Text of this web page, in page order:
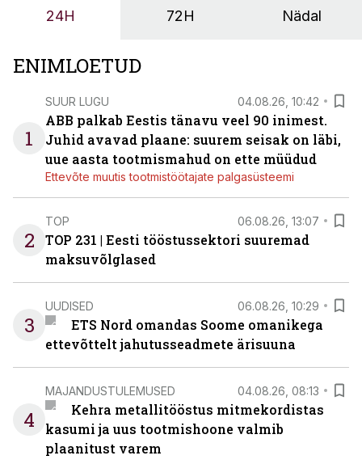
24H 72H Nädal
ENIMLOETUD
1
SUUR LUGU 04.08.26, 10:42
ABB palkab Eestis tänavu veel 90 inimest.
Juhid avavad plaane: suurem seisak on läbi,
uue aasta tootmismahud on ette müüdud
Ettevõte muutis tootmistöötajate palgasüsteemi
2
TOP 06.08.26, 13:07
TOP 231 | Eesti tööstussektori suuremad
maksuvõlglased
3
UUDISED 06.08.26, 10:29
ETS Nord omandas Soome omanikega
ettevõttelt jahutusseadmete ärisuuna
4
MAJANDUSTULEMUSED 04.08.26, 08:13
Kehra metallitööstus mitmekordistas
kasumi ja uus tootmishoone valmib
plaanitust varem